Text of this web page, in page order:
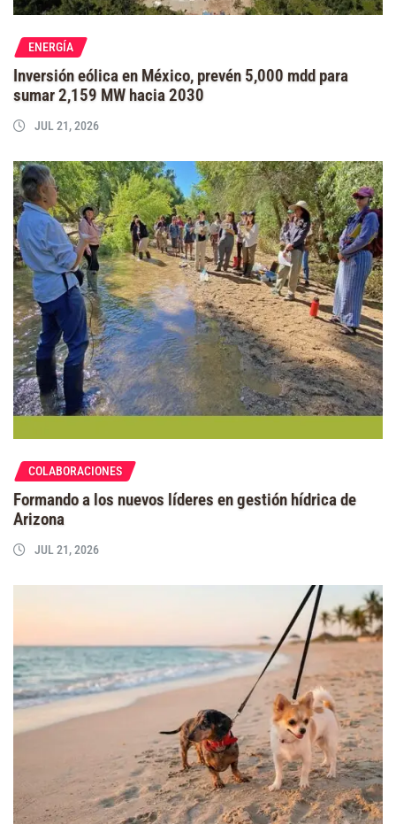
ENERGÍA
Inversión eólica en México, prevén 5,000 mdd para
sumar 2,159 MW hacia 2030
JUL 21, 2026
COLABORACIONES
Formando a los nuevos líderes en gestión hídrica de
Arizona
JUL 21, 2026